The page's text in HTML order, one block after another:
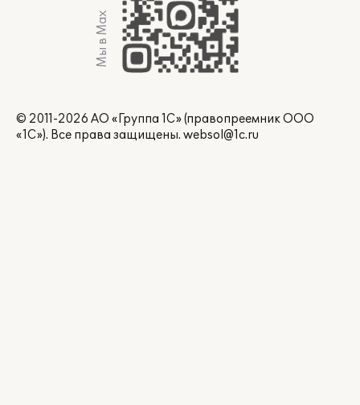
Мы в Max
© 2011-2026 АО «Группа 1С» (правопреемник ООО
«1С»). Все права защищены. websol@1c.ru